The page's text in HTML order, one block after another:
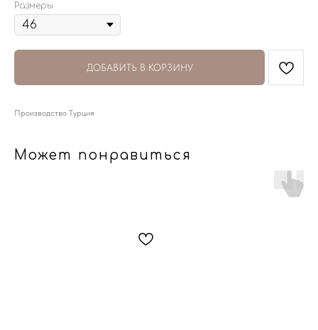
Размеры
ДОБАВИТЬ В КОРЗИНУ
Производство Турция
Может понравиться